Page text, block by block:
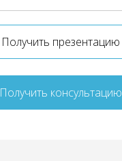
Получить презентацию
Получить консультацию